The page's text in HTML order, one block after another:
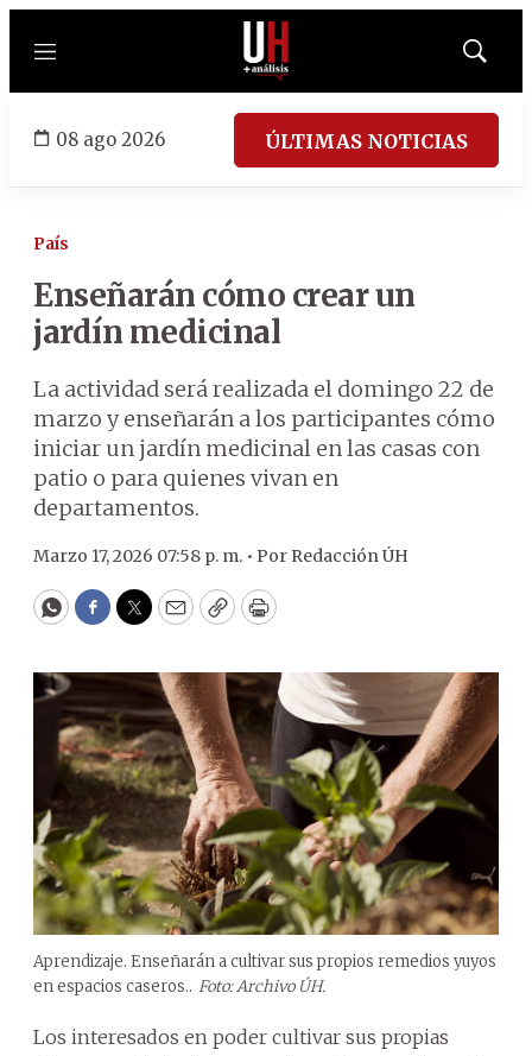
Menú
Mostrar
08 ago 2026 ÚLTIMAS NOTICIAS
País
Enseñarán cómo crear un
jardín medicinal
La actividad será realizada el domingo 22 de
marzo y enseñarán a los participantes cómo
iniciar un jardín medicinal en las casas con
patio o para quienes vivan en
departamentos.
Marzo 17, 2026 07:58 p. m. • Por Redacción ÚH
WhatsApp
Facebook
Twitter
EmailCopyPrint
Aprendizaje. Enseñarán a cultivar sus propios remedios yuyos
en espacios caseros.. Foto: Archivo ÚH.
Los interesados en poder cultivar sus propias